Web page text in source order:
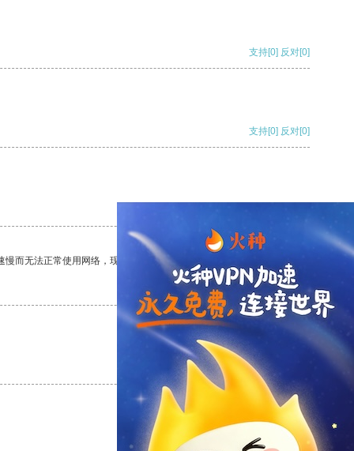
支持[0] 反对[0]
支持[0] 反对[0]
而无法正常使用网络，现在有了这个app，我再也不用担心了。
支持 [0] 反对 [0]
支持